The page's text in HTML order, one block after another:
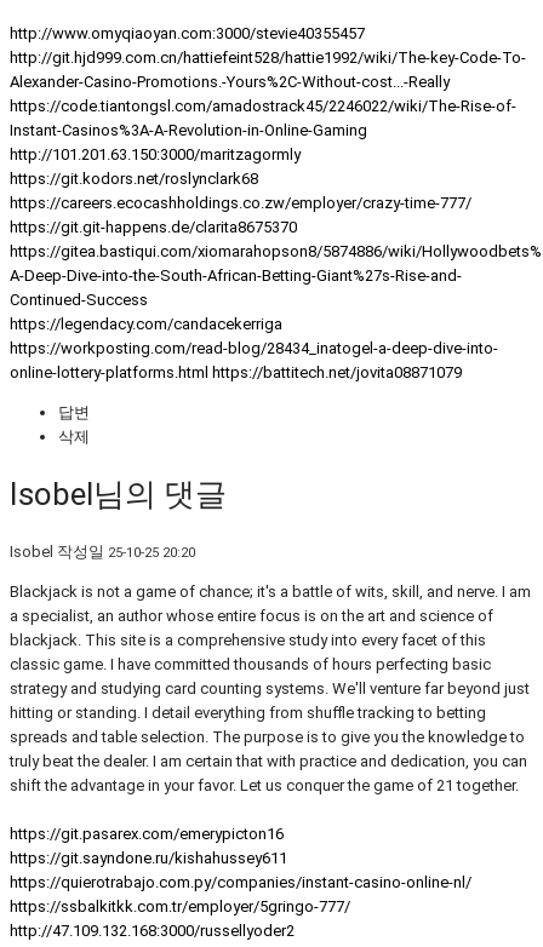
http://www.omyqiaoyan.com:3000/stevie40355457
http://git.hjd999.com.cn/hattiefeint528/hattie1992/wiki/The-key-Code-To-
Alexander-Casino-Promotions.-Yours%2C-Without-cost...-Really
https://code.tiantongsl.com/amadostrack45/2246022/wiki/The-Rise-of-
Instant-Casinos%3A-A-Revolution-in-Online-Gaming
http://101.201.63.150:3000/maritzagormly
https://git.kodors.net/roslynclark68
https://careers.ecocashholdings.co.zw/employer/crazy-time-777/
https://git.git-happens.de/clarita8675370
https://gitea.bastiqui.com/xiomarahopson8/5874886/wiki/
A-Deep-Dive-into-the-South-African-Betting-Giant%27s-Rise-and-
Continued-Success
https://legendacy.com/candacekerriga
https://workposting.com/read-blog/28434_inatogel-a-deep-dive-into-
online-lottery-platforms.html https://battitech.net/jovita08871079
답변
삭제
Isobel님의 댓글
Isobel 작성일 25-10-25 20:20
Blackjack is not a game of chance; it's a battle of wits, skill, and nerve. I am
a specialist, an author whose entire focus is on the art and science of
blackjack. This site is a comprehensive study into every facet of this
classic game. I have committed thousands of hours perfecting basic
strategy and studying card counting systems. We'll venture far beyond just
hitting or standing. I detail everything from shuffle tracking to betting
spreads and table selection. The purpose is to give you the knowledge to
truly beat the dealer. I am certain that with practice and dedication, you can
shift the advantage in your favor. Let us conquer the game of 21 together.
https://git.pasarex.com/emerypicton16
https://git.sayndone.ru/kishahussey611
https://quierotrabajo.com.py/companies/instant-casino-online-nl/
https://ssbalkitkk.com.tr/employer/5gringo-777/
http://47.109.132.168:3000/russellyoder2